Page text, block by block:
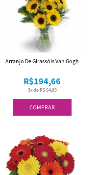
COMPRAR
3x de R$ 64,89
R$194,66
Arranjo De Girassóis Van Gogh